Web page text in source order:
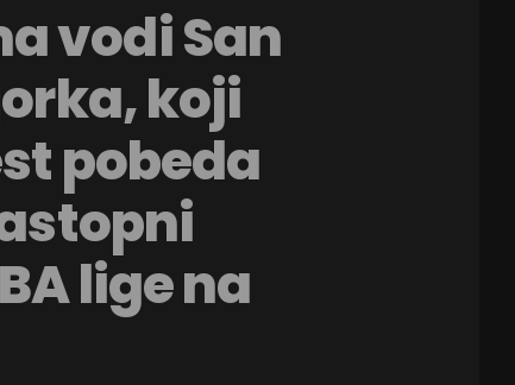
vodi San
koji
pobeda
lige na